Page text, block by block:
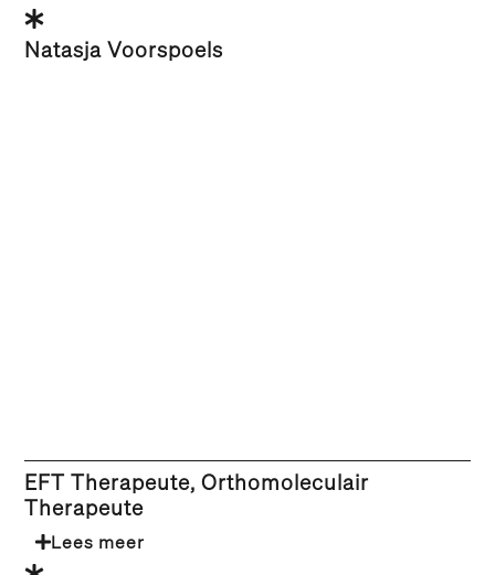
Natasja Voorspoels
EFT Therapeute, Orthomoleculair
Therapeute
Lees meer